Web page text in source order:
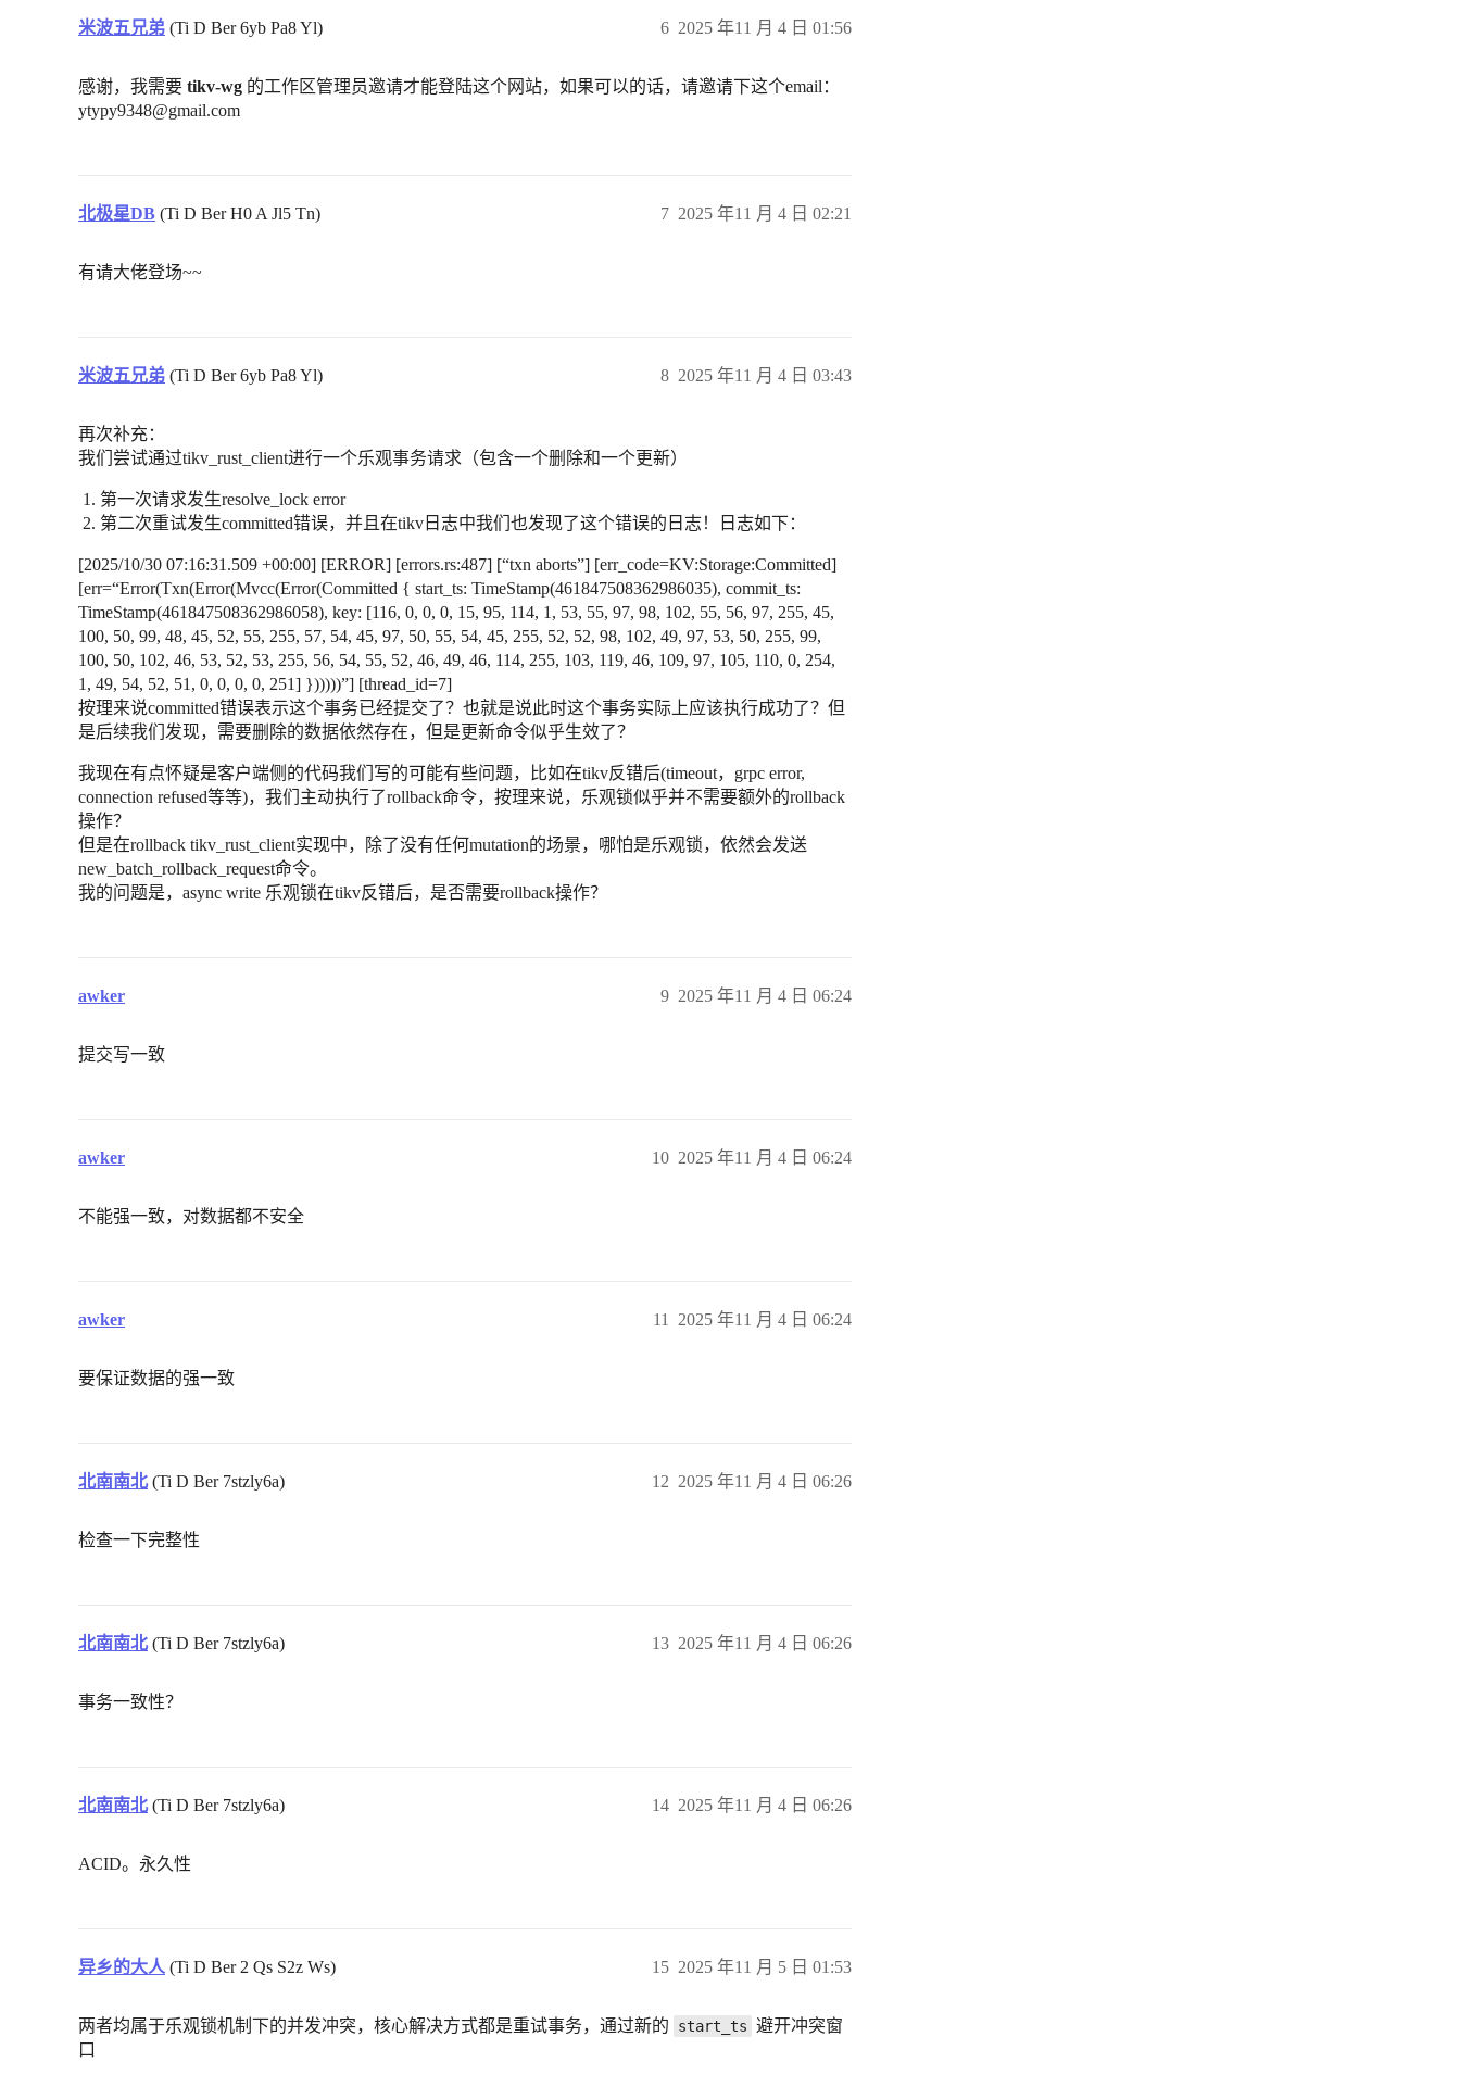
米波五兄弟 (Ti D Ber 6yb Pa8 Yl) 2025 年11 月 4 日 01:56
6
感谢，我需要 tikv-wg 的工作区管理员邀请才能登陆这个网站，如果可以的话，请邀请下这个email：
ytypy9348@gmail.com
北极星DB (Ti D Ber H0 A Jl5 Tn) 2025 年11 月 4 日 02:21
7
有请大佬登场~~
米波五兄弟 (Ti D Ber 6yb Pa8 Yl) 2025 年11 月 4 日 03:43
8
再次补充：
我们尝试通过tikv_rust_client进行一个乐观事务请求（包含一个删除和一个更新）
第一次请求发生resolve_lock error
第二次重试发生committed错误，并且在tikv日志中我们也发现了这个错误的日志！日志如下：
[2025/10/30 07:16:31.509 +00:00] [ERROR] [errors.rs:487] [“txn aborts”] [err_code=KV:Storage:Committed]
[err=“Error(Txn(Error(Mvcc(Error(Committed { start_ts: TimeStamp(461847508362986035), commit_ts:
TimeStamp(461847508362986058), key: [116, 0, 0, 0, 15, 95, 114, 1, 53, 55, 97, 98, 102, 55, 56, 97, 255, 45,
100, 50, 99, 48, 45, 52, 55, 255, 57, 54, 45, 97, 50, 55, 54, 45, 255, 52, 52, 98, 102, 49, 97, 53, 50, 255, 99,
100, 50, 102, 46, 53, 52, 53, 255, 56, 54, 55, 52, 46, 49, 46, 114, 255, 103, 119, 46, 109, 97, 105, 110, 0, 254,
1, 49, 54, 52, 51, 0, 0, 0, 0, 251] })))))”] [thread_id=7]
按理来说committed错误表示这个事务已经提交了？也就是说此时这个事务实际上应该执行成功了？但
是后续我们发现，需要删除的数据依然存在，但是更新命令似乎生效了？
我现在有点怀疑是客户端侧的代码我们写的可能有些问题，比如在tikv反错后(timeout，grpc error,
connection refused等等)，我们主动执行了rollback命令，按理来说，乐观锁似乎并不需要额外的rollback
操作？
但是在rollback tikv_rust_client实现中，除了没有任何mutation的场景，哪怕是乐观锁，依然会发送
new_batch_rollback_request命令。
我的问题是，async write 乐观锁在tikv反错后，是否需要rollback操作？
awker 2025 年11 月 4 日 06:24
9
提交写一致
awker 2025 年11 月 4 日 06:24
10
不能强一致，对数据都不安全
awker 2025 年11 月 4 日 06:24
11
要保证数据的强一致
北南南北(Ti D Ber 7stzly6a) 2025 年11 月 4 日 06:26
12
检查一下完整性
北南南北(Ti D Ber 7stzly6a) 2025 年11 月 4 日 06:26
13
事务一致性？
北南南北(Ti D Ber 7stzly6a) 2025 年11 月 4 日 06:26
14
ACID。永久性
异乡的大人 (Ti D Ber 2 Qs S2z Ws) 2025 年11 月 5 日 01:53
15
两者均属于乐观锁机制下的并发冲突，核心解决方式都是重试事务，通过新的 start_ts 避开冲突窗
口